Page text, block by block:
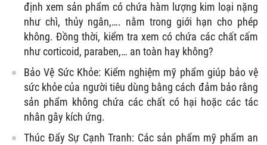
định xem sản phẩm có chứa hàm lượng kim loại nặng
như chì, thủy ngân,…. nằm trong giới hạn cho phép
không. Đồng thời, kiểm tra xem có chứa các chất cấm
như corticoid, paraben,… an toàn hay không?
Bảo Vệ Sức Khỏe: Kiểm nghiệm mỹ phẩm giúp bảo vệ
sức khỏe của người tiêu dùng bằng cách đảm bảo rằng
sản phẩm không chứa các chất có hại hoặc các tác
nhân gây kích ứng.
Thúc Đẩy Sự Cạnh Tranh: Các sản phẩm mỹ phẩm an